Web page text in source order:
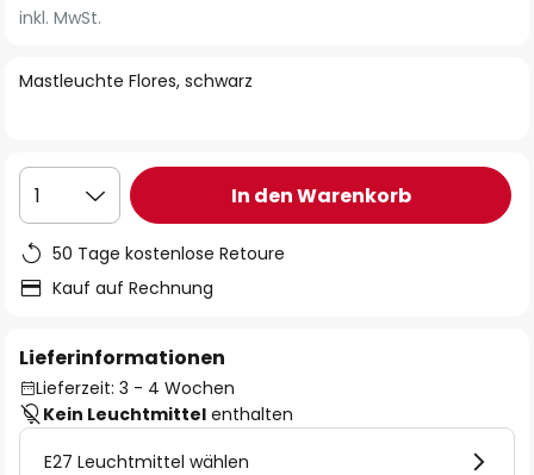
der
springen
Mastleuchte Flores, schwarz
inkl. MwSt.
1 In den Warenkorb
50 Tage kostenlose Retoure
Kauf auf Rechnung
Lieferinformationen
Lieferzeit: 3 - 4 Wochen
Kein Leuchtmittel enthalten
E27 Leuchtmittel wählen